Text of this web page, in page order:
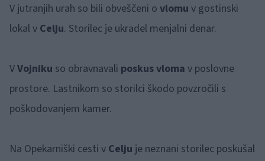
V jutranjih urah so bili obveščeni o vlomu v gostinski
lokal v Celju. Storilec je ukradel menjalni denar.
VVojniku so obravnavali poskus vloma v poslovne
prostore. Lastnikom so storilci škodo povzročili s
poškodovanjem kamer.
Na Opekarniški cesti v Celju je neznani storilec poskušal